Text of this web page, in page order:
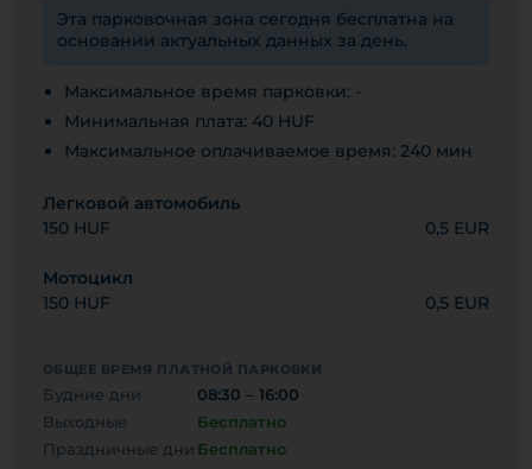
Эта парковочная зона сегодня бесплатна на
основании актуальных данных за день.
Максимальное время парковки: -
Минимальная плата: 40 HUF
Максимальное оплачиваемое время: 240 мин
Легковой автомобиль
150 HUF
0,5 EUR
Мотоцикл
150 HUF
0,5 EUR
ОБЩЕЕ ВРЕМЯ ПЛАТНОЙ ПАРКОВКИ
Будние дни
08:30 – 16:00
Выходные
Бесплатно
Праздничные дни Бесплатно